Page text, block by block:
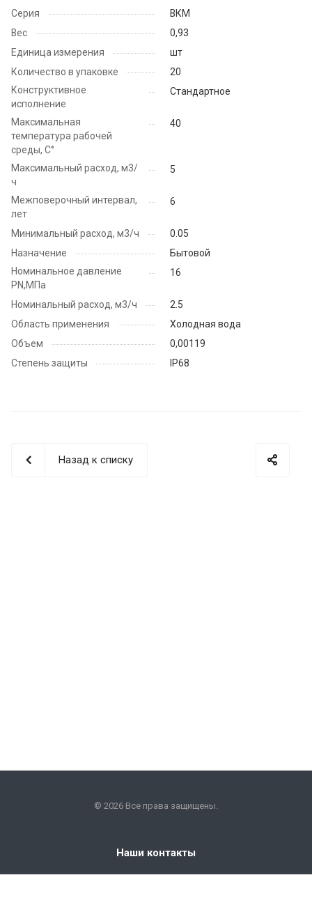
Серия
ВКМ
Вес
0,93
Единица измерения
шт
Количество в упаковке
20
Конструктивное
исполнение
Стандартное
Максимальная
температура рабочей
среды, С°
40
Максимальный расход, м3/
ч
5
Межповерочный интервал,
лет
6
Минимальный расход, м3/ч
0.05
Назначение
Бытовой
Номинальное давление
PN,МПа
16
Номинальный расход, м3/ч
2.5
Область применения
Холодная вода
Объем
0,00119
Степень защиты
IP68
Назад к списку
© 2026 Все права защищены.
Наши контакты